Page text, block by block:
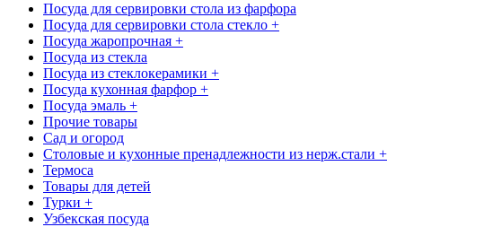
Посуда для сервировки стола из фарфора
Посуда для сервировки стола стекло +
Посуда жаропрочная +
Посуда из стекла
Посуда из стеклокерамики +
Посуда кухонная фарфор +
Посуда эмаль +
Прочие товары
Сад и огород
Столовые и кухонные пренадлежности из нерж.стали +
Термоса
Товары для детей
Турки +
Узбекская посуда